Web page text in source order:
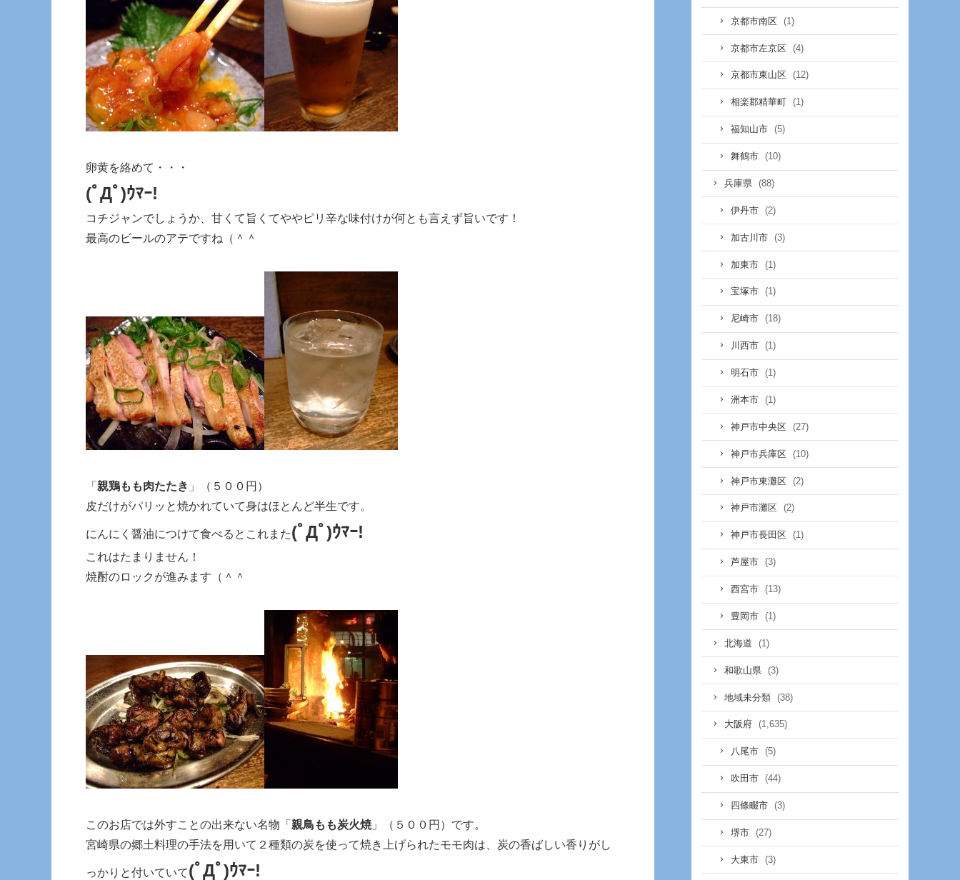
卵黄を絡めて・・・
(ﾟДﾟ)ｳﾏｰ!
コチジャンでしょうか、甘くて旨くてややピリ辛な味付けが何とも言えず旨いです！
最高のビールのアテですね（＾＾
「 親鶏もも肉たたき 」（５００円）
皮だけがパリッと焼かれていて身はほとんど半生です。
にんにく醤油につけて食べるとこれまた(ﾟДﾟ)ｳﾏｰ!
これはたまりません！
焼酎のロックが進みます（＾＾
このお店では外すことの出来ない名物「 親鳥もも炭火焼 」（５００円）です。
宮崎県の郷土料理の手法を用いて２種類の炭を使って焼き上げられたモモ肉は、炭の香ばしい香りがし
っかりと付いていて(ﾟДﾟ)ｳﾏｰ!
京都市南区 (1)
京都市左京区 (4)
京都市東山区 (12)
相楽郡精華町 (1)
福知山市 (5)
舞鶴市 (10)
兵庫県 (88)
伊丹市 (2)
加古川市 (3)
加東市 (1)
宝塚市 (1)
尼崎市 (18)
川西市 (1)
明石市 (1)
洲本市 (1)
神戸市中央区 (27)
神戸市兵庫区 (10)
神戸市東灘区 (2)
神戸市灘区 (2)
神戸市長田区 (1)
芦屋市 (3)
西宮市 (13)
豊岡市 (1)
北海道 (1)
和歌山県 (3)
地域未分類 (38)
大阪府 (1,635)
八尾市 (5)
吹田市 (44)
四條畷市 (3)
堺市 (27)
大東市 (3)